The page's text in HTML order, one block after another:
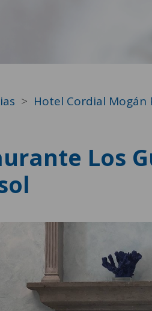
Hotel Cordial Mogán
Los